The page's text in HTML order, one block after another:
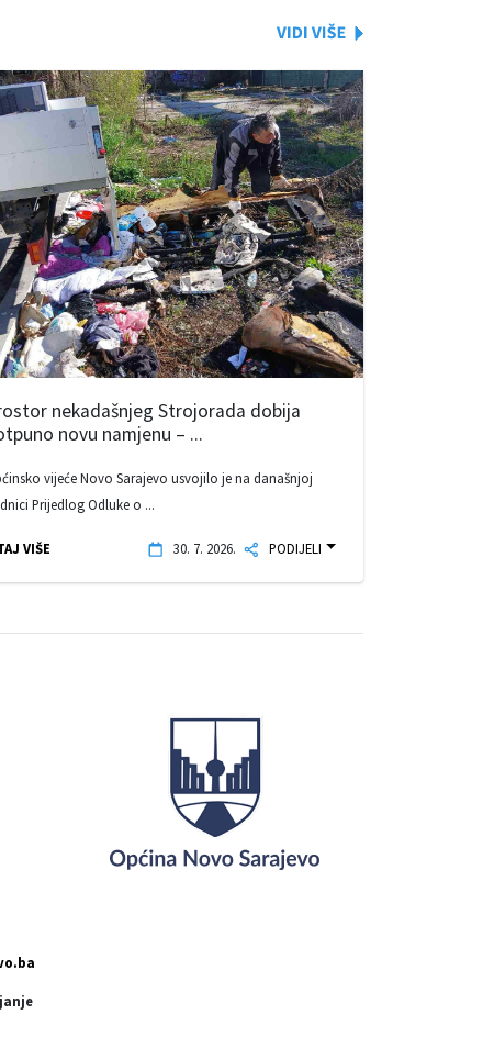
nekadašnjeg Strojorada dobija
novu namjenu – ...
vijeće Novo Sarajevo usvojilo je na današnjoj
Prijedlog Odluke o ...
VIŠE 30. 7. 2026. PODIJELI